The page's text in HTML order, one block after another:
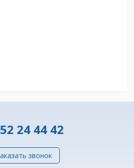
24 44 42
звонок